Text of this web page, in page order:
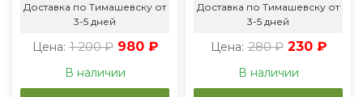
Доставка по Тимашевску от
3-5 дней
Цена: 1 200 ₽ 980 ₽
В наличии
Доставка по Тимашевску от
3-5 дней
Цена: 280 ₽ 230 ₽
В наличии